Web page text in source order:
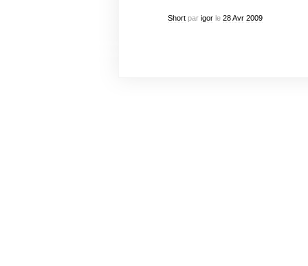
Shortpar igorle 28 Avr 2009